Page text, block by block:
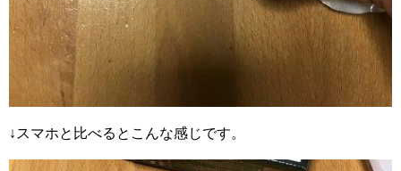
↓スマホと比べるとこんな感じです。